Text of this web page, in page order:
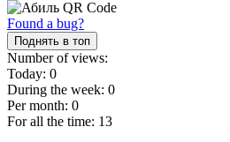
Found a bug?
Поднять в топ
Number of views:
Today: 0
During the week: 0
Per month: 0
For all the time: 13